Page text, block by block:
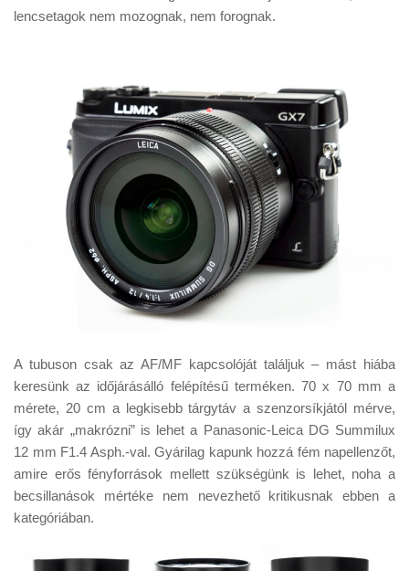
lencsetagok nem mozognak, nem forognak.
A tubuson csak az AF/MF kapcsolóját találjuk – mást hiába
keresünk az időjárásálló felépítésű terméken. 70 x 70 mm a
mérete, 20 cm a legkisebb tárgytáv a szenzorsíkjától mérve,
így akár „makrózni” is lehet a Panasonic-Leica DG Summilux
12 mm F1.4 Asph.-val. Gyárilag kapunk hozzá fém napellenzőt,
amire erős fényforrások mellett szükségünk is lehet, noha a
becsillanások mértéke nem nevezhető kritikusnak ebben a
kategóriában.